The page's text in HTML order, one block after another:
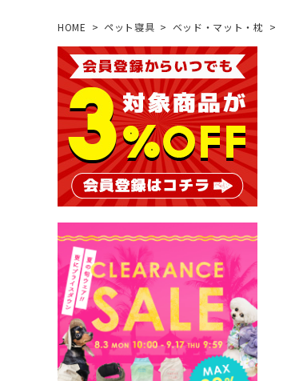
HOME ペット寝具 ベッド・マット・枕